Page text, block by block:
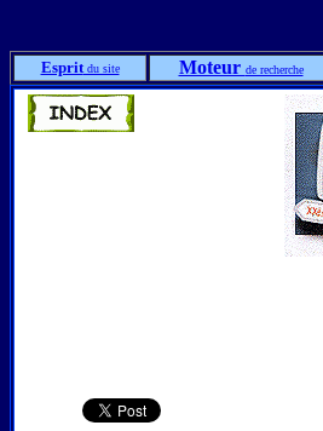
Espritdu site Moteur de recherche